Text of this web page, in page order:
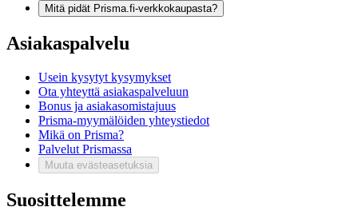
Mitä pidät Prisma.fi-verkkokaupasta?
Asiakaspalvelu
Usein kysytyt kysymykset
Ota yhteyttä asiakaspalveluun
Bonus ja asiakasomistajuus
Prisma-myymälöiden yhteystiedot
Mikä on Prisma?
Palvelut Prismassa
Muuta evästeasetuksia
Suosittelemme